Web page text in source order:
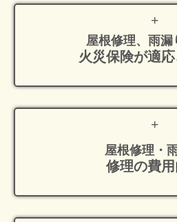
屋根修理、雨漏
火災保険が適応
屋根修理・
修理の費用